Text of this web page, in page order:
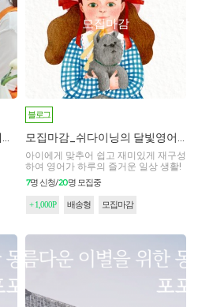
모집마감
블로그
아이에게 맞추어 쉽고 재미있게 재구성
하여 영어가 하루의 즐거운 일상 생활!
7명 신청/20명 모집중
+ 1,000P 배송형 모집마감